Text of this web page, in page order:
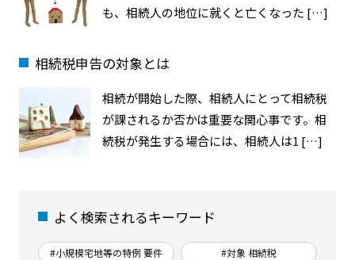
も、相続人の地位に就くと亡くなった […]
相続税申告の対象とは
相続が開始した際、相続人にとって相続税
が課されるか否かは重要な関心事です。相
続税が発生する場合には、相続人は1 […]
よく検索されるキーワード
#小規模宅地等の特例 要件 #対象 相続税